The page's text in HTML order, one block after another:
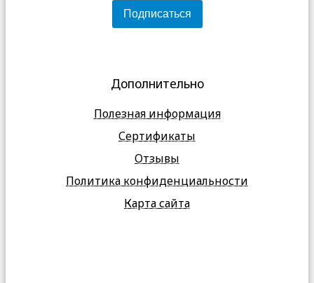
Дополнительно
Полезная информация
Сертификаты
Отзывы
Политика конфиденциальности
Карта сайта